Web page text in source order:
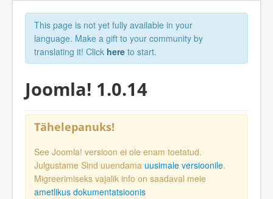
This page is not yet fully available in your
language. Make a gift to your community by
translating it! Click here to start.
Joomla! 1.0.14
Tähelepanuks!
See Joomla! versioon ei ole enam toetatud.
Julgustame Sind uuendama uusimale versioonile.
Migreerimiseks vajalik info on saadaval meie
ametlikus dokumentatsioonis